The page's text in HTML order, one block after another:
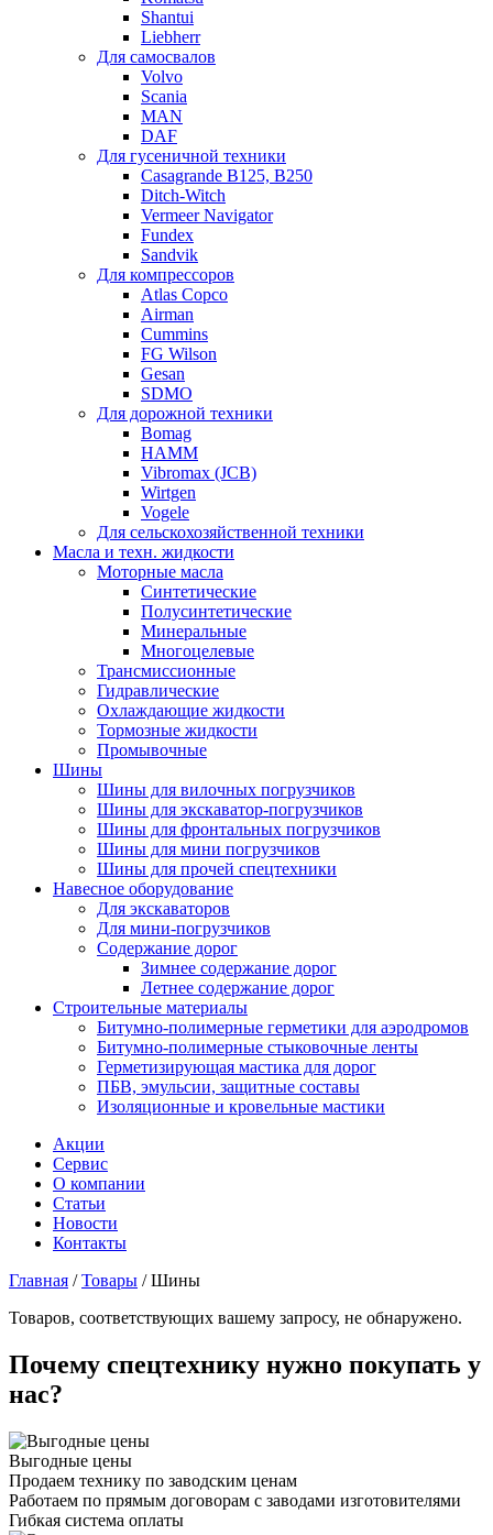
Shantui
Liebherr
Для самосвалов
Volvo
Scania
MAN
DAF
Для гусеничной техники
Casagrande B125, B250
Ditch-Witch
Vermeer Navigator
Fundex
Sandvik
Для компрессоров
Atlas Copco
Airman
Cummins
FG Wilson
Gesan
SDMO
Для дорожной техники
Bomag
HAMM
Vibromax (JCB)
Wirtgen
Vogele
Для сельскохозяйственной техники
Масла и техн. жидкости
Моторные масла
Синтетические
Полусинтетические
Минеральные
Многоцелевые
Трансмиссионные
Гидравлические
Охлаждающие жидкости
Тормозные жидкости
Промывочные
Шины
Шины для вилочных погрузчиков
Шины для экскаватор-погрузчиков
Шины для фронтальных погрузчиков
Шины для мини погрузчиков
Шины для прочей спецтехники
Навесное оборудование
Для экскаваторов
Для мини-погрузчиков
Содержание дорог
Зимнее содержание дорог
Летнее содержание дорог
Строительные материалы
Битумно-полимерные герметики для аэродромов
Битумно-полимерные стыковочные ленты
Герметизирующая мастика для дорог
ПБВ, эмульсии, защитные составы
Изоляционные и кровельные мастики
Акции
Сервис
О компании
Статьи
Новости
Контакты
Главная /Товары /Шины
Товаров, соответствующих вашему запросу, не обнаружено.
Почему спецтехнику нужно покупать у
нас?
Выгодные цены
Продаем технику по заводским ценам
Работаем по прямым договорам с заводами изготовителями
Гибкая система оплаты